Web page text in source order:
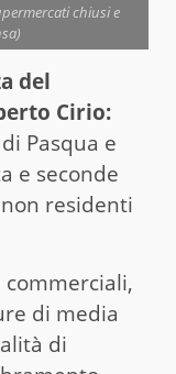
chiusi e
del
Cirio:
Pasqua e
e seconde
residenti
di media
di